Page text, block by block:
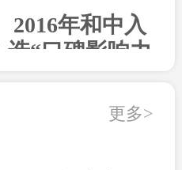
2016年和中入
选“口碑影响力
更多>